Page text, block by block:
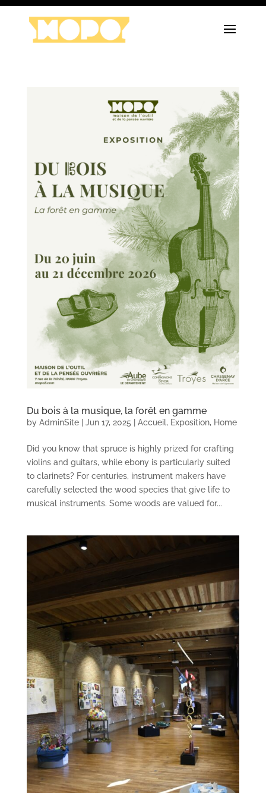
Du bois à la musique, la forêt en gamme
by AdminSite| Jun 17, 2025 Accueil, Exposition, Home
Did you know that spruce is highly prized for crafting
violins and guitars, while ebony is particularly suited
to clarinets? For centuries, instrument makers have
carefully selected the wood species that give life to
musical instruments. Some woods are valued for...